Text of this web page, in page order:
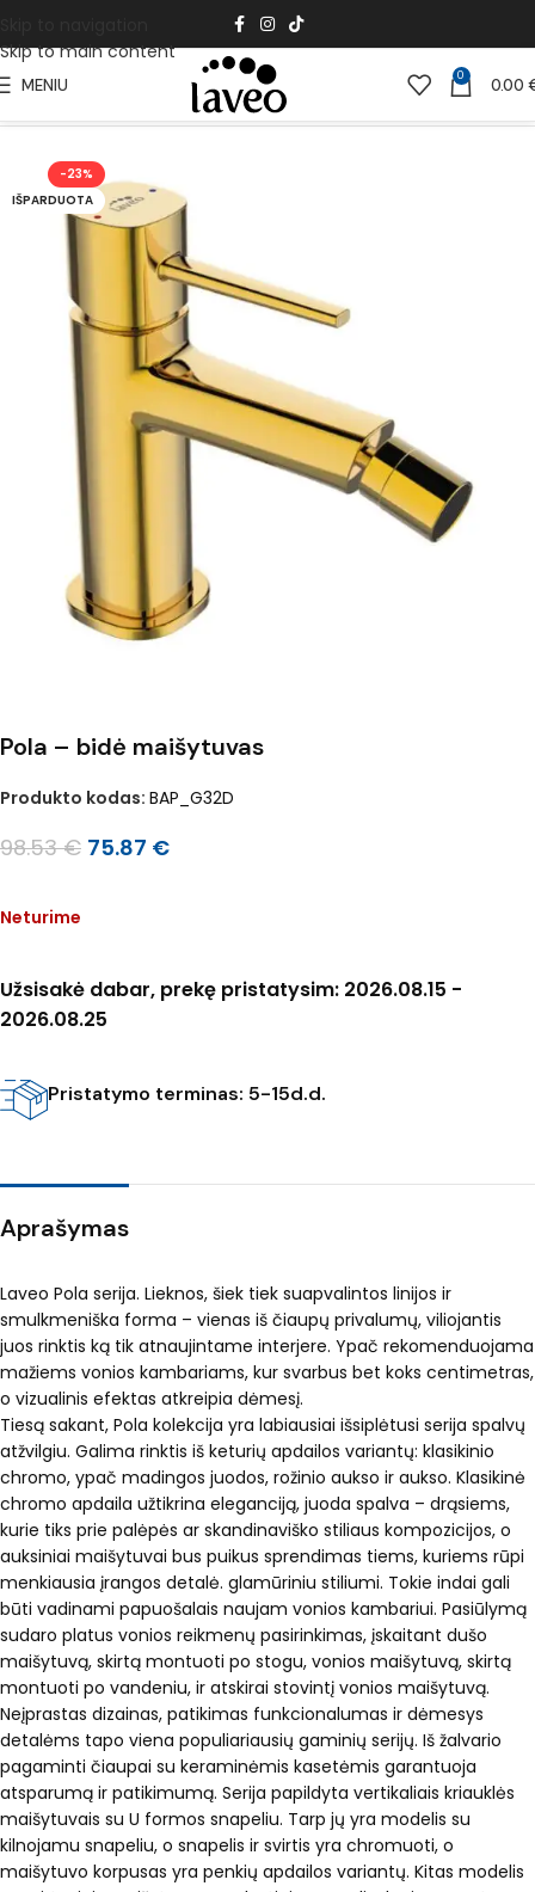
Skip to main content
MENIU 0 0.00
Pradžia Vonios Kambariui Vonios maišytuvai
-23%
IŠPARDUOTA
Pola – bidė maišytuvas
Produkto kodas: BAP_G32D
98.53€ 75.87 €
Neturime
Užsisakė dabar, prekę pristatysim: 2026.08.15 -
2026.08.25
Pristatymo terminas: 5-15d.d.
Aprašymas
Laveo Pola serija. Lieknos, šiek tiek suapvalintos linijos ir
smulkmeniška forma – vienas iš čiaupų privalumų, viliojantis
juos rinktis ką tik atnaujintame interjere. Ypač rekomenduojama
mažiems vonios kambariams, kur svarbus bet koks centimetras,
o vizualinis efektas atkreipia dėmesį.
Tiesą sakant, Pola kolekcija yra labiausiai išsiplėtusi serija spalvų
atžvilgiu. Galima rinktis iš keturių apdailos variantų: klasikinio
chromo, ypač madingos juodos, rožinio aukso ir aukso. Klasikinė
chromo apdaila užtikrina eleganciją, juoda spalva – drąsiems,
kurie tiks prie palėpės ar skandinaviško stiliaus kompozicijos, o
auksiniai maišytuvai bus puikus sprendimas tiems, kuriems rūpi
menkiausia įrangos detalė. glamūriniu stiliumi. Tokie indai gali
būti vadinami papuošalais naujam vonios kambariui. Pasiūlymą
sudaro platus vonios reikmenų pasirinkimas, įskaitant dušo
maišytuvą, skirtą montuoti po stogu, vonios maišytuvą, skirtą
montuoti po vandeniu, ir atskirai stovintį vonios maišytuvą.
Neįprastas dizainas, patikimas funkcionalumas ir dėmesys
detalėms tapo viena populiariausių gaminių serijų. Iš žalvario
pagaminti čiaupai su keraminėmis kasetėmis garantuoja
atsparumą ir patikimumą. Serija papildyta vertikaliais kriauklės
maišytuvais su U formos snapeliu. Tarp jų yra modelis su
kilnojamu snapeliu, o snapelis ir svirtis yra chromuoti, o
maišytuvo korpusas yra penkių apdailos variantų. Kitas modelis